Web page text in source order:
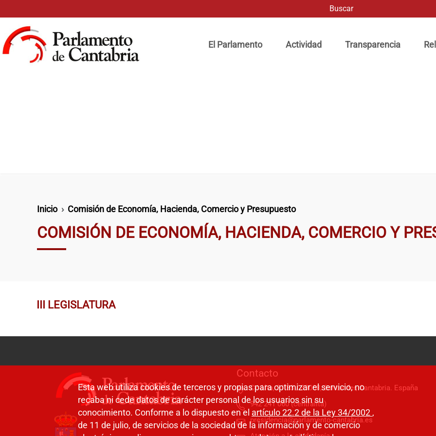
El Parlamento
Actividad Transparencia
Ruta de navegación
Inicio Comisión de Economía, Hacienda, Comercio y Presupuesto
COMISIÓN DE ECONOMÍA, HACIENDA, COMERCIO Y
III LEGISLATURA
Contacto
C/ Alta, 31-33 / 39008, Santander, Cantabria. España
942 241 060 (centralita)
presidencia@parlamento-cantabria.es
Esta web utiliza cookies de terceros y propias para optimizar el servicio, no
recaba ni cede datos de carácter personal de los usuarios sin su
conocimiento. Conforme a lo dispuesto en el artículo 22.2 de la Ley 34/2002 ,
de 11 de julio, de servicios de la sociedad de la información y de comercio